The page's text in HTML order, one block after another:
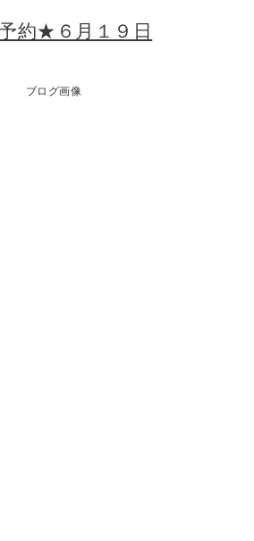
約★６月１９日